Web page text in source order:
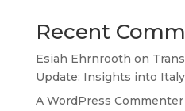
Recent
Esiah Ehrnrooth on
Update: Insights into
A WordPress Commenter